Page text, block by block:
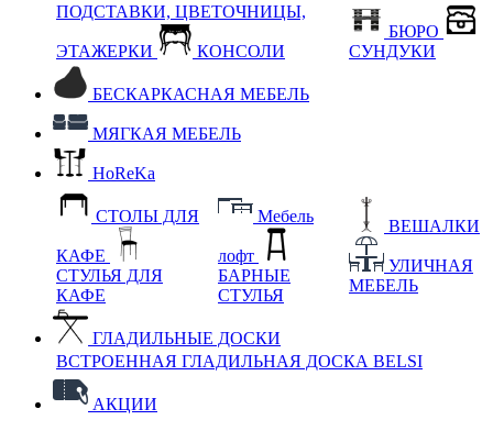
ПОДСТАВКИ, ЦВЕТОЧНИЦЫ,
ЭТАЖЕРКИ КОНСОЛИ
БЮРО
СУНДУКИ
БЕСКАРКАСНАЯ МЕБЕЛЬ
МЯГКАЯ МЕБЕЛЬ
HoReKa
СТОЛЫ ДЛЯ
КАФЕ
СТУЛЬЯ ДЛЯ
КАФЕ
Мебель
лофт
БАРНЫЕ
СТУЛЬЯ
ВЕШАЛКИ
УЛИЧНАЯ
МЕБЕЛЬ
ГЛАДИЛЬНЫЕ ДОСКИ
ВСТРОЕННАЯ ГЛАДИЛЬНАЯ ДОСКА BELSI
АКЦИИ